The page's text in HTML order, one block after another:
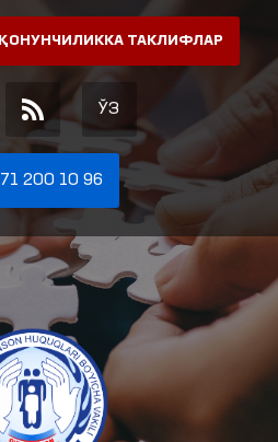
ҚОНУНЧИЛИККА ТАКЛИФЛАР
ЎЗ
71 200 10 96